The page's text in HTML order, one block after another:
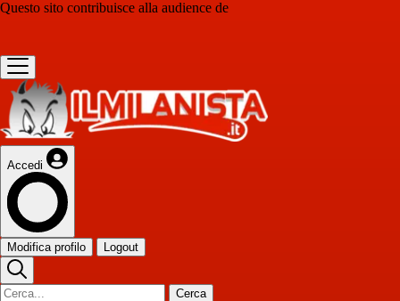
Questo sito contribuisce alla audience de
Accedi
Modifica profilo Logout
Cerca